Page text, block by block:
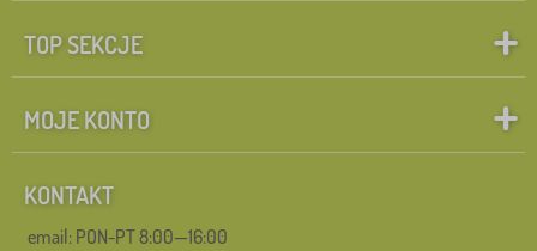
TOP SEKCJE
MOJE KONTO
KONTAKT
email: PON-PT 8:00—16:00